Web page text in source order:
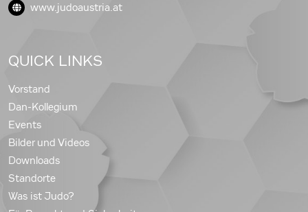
www.judoaustria.at
QUICK LINKS
Vorstand
Dan-Kollegium
Events
Bilder und Videos
Downloads
Standorte
Was ist Judo?